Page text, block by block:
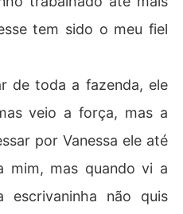
tem sido o meu fiel
de toda a fazenda, ele
veio a força, mas a
por Vanessa ele até
mim, mas quando vi a
não quis